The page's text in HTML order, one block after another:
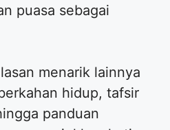
puasa sebagai
menarik lainnya
hidup, tafsir
panduan